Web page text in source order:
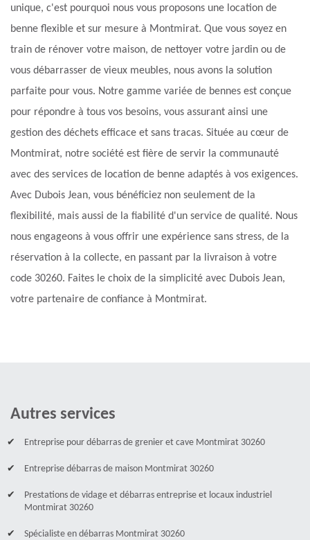
unique, c'est pourquoi nous vous proposons une location de
benne flexible et sur mesure à Montmirat. Que vous soyez en
train de rénover votre maison, de nettoyer votre jardin ou de
vous débarrasser de vieux meubles, nous avons la solution
parfaite pour vous. Notre gamme variée de bennes est conçue
pour répondre à tous vos besoins, vous assurant ainsi une
gestion des déchets efficace et sans tracas. Située au cœur de
Montmirat, notre société est fière de servir la communauté
avec des services de location de benne adaptés à vos exigences.
Avec Dubois Jean, vous bénéficiez non seulement de la
flexibilité, mais aussi de la fiabilité d'un service de qualité. Nous
nous engageons à vous offrir une expérience sans stress, de la
réservation à la collecte, en passant par la livraison à votre
code 30260. Faites le choix de la simplicité avec Dubois Jean,
votre partenaire de confiance à Montmirat.
Autres services
Entreprise pour débarras de grenier et cave Montmirat 30260
Entreprise débarras de maison Montmirat 30260
Prestations de vidage et débarras entreprise et locaux industriel
Montmirat 30260
Spécialiste en débarras Montmirat 30260